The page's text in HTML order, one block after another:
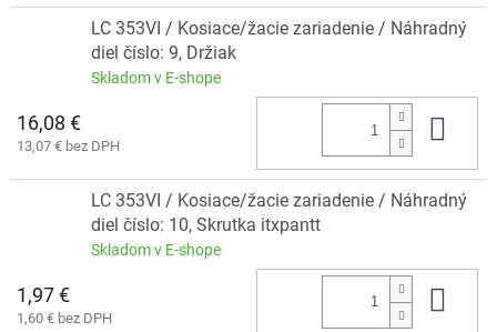
LC 353VI / Kosiace/žacie zariadenie / Náhradný
diel číslo: 9, Držiak
Skladom v E-shope
16,08 €
13,07 € bez DPH
LC 353VI / Kosiace/žacie zariadenie / Náhradný
diel číslo: 10, Skrutka itxpantt
Skladom v E-shope
1,97 €
1,60 € bez DPH